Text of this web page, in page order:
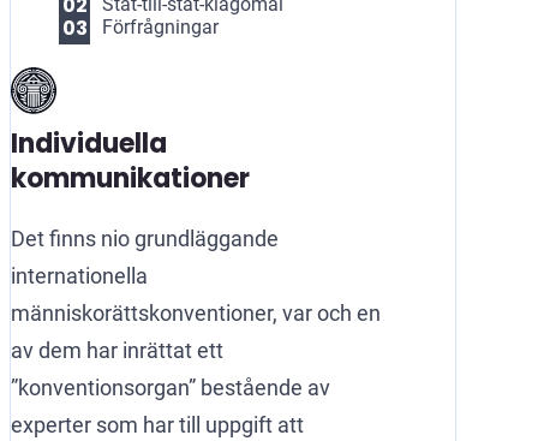
Förfrågningar
Individuella
kommunikationer
Det finns nio grundläggande
internationella
människorättskonventioner, var och en
av dem har inrättat ett
”konventionsorgan” bestående av
experter som har till uppgift att